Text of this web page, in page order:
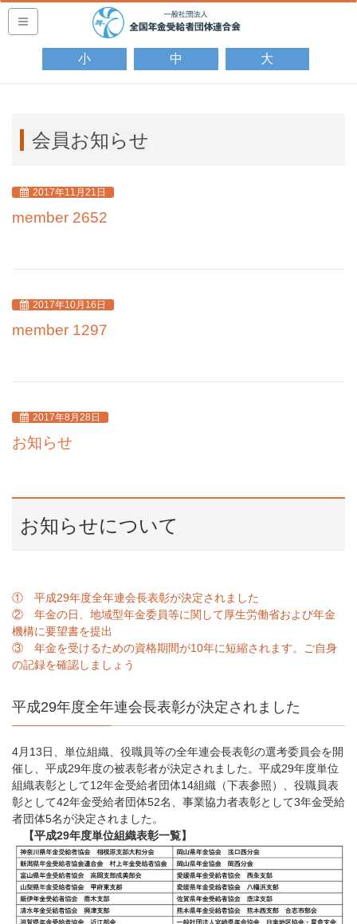
小 中 大
string(24) "デバッグデバッグ"
会員お知らせ
2017年11月21日
member 2652
2017年10月16日
member 1297
2017年8月28日
お知らせ
お知らせについて
① 平成29年度全年連会長表彰が決定されました
② 年金の日、地域型年金委員等に関して厚生労働省および年金
機構に要望書を提出
③ 年金を受けるための資格期間が10年に短縮されます。ご自身
の記録を確認しましょう
平成29年度全年連会長表彰が決定されました
4月13日、単位組織、役職員等の全年連会長表彰の選考委員会を開
催し、平成29年度の被表彰者が決定されました。平成29年度単位
組織表彰として12年金受給者団体14組織（下表参照）、役職員表
彰として42年金受給者団体52名、事業協力者表彰として3年金受給
者団体5名が決定されました。
【平成29年度単位組織表彰一覧】